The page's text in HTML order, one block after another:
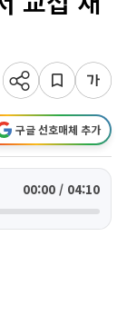
구글 선호매체 추가
00:00 / 04:10